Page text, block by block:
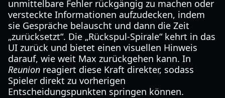
unmittelbare Fehler rückgängig zu machen oder
versteckte Informationen aufzudecken, indem
sie Gespräche belauscht und dann die Zeit
„zurücksetzt“. Die „Rückspul-Spirale“ kehrt in das
UI zurück und bietet einen visuellen Hinweis
darauf, wie weit Max zurückgehen kann. In
Reunion reagiert diese Kraft direkter, sodass
Spieler direkt zu vorherigen
Entscheidungspunkten springen können.